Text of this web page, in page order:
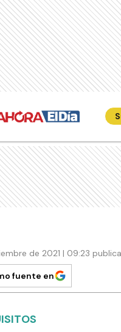
de 2021 | 09:23
fuente en